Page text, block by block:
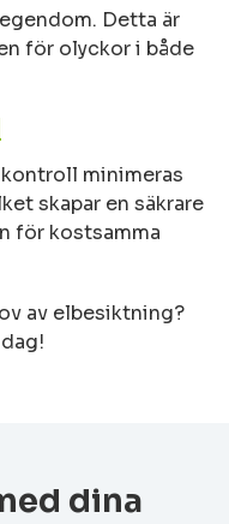
Detta är
för olyckor i både
minimeras
skapar en säkrare
för kostsamma
av elbesiktning?
dina